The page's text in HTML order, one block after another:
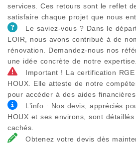
services. Ces retours sont le reflet
satisfaire chaque projet que nous
Le saviez-vous ? Dans le
LOIR, nous avons contribué à de
rénovation. Demandez-nous nos
une idée concrète de notre expertise.
Important ! La certification
HOUX. Elle atteste de notre
pour accéder à des aides financières
L’info : Nos devis, appréciés
HOUX et ses environs, sont
cachés.
Obtenez votre devis dès